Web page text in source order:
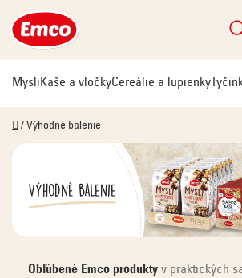
na
obsah
MysliKaše a vločkyCereálie a lupienky
Domov
/ Výhodné balenie
Výhodné balenie
Obľúbené Emco produkty v praktických